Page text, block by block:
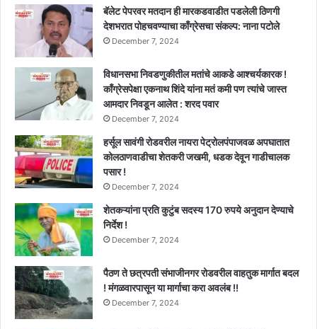
बॅलेट पेपरवर मतदान ही मारकडवाडीत पडलेली ठिणगी
देशभरात पोहचवण्याचा काँग्रेसचा संकल्प: नाना पटोले
December 7, 2024
विधानसभा निवडणुकीतील मतांचे आकडे आश्चर्यकारक !
काँग्रेसपेक्षा एकनाथ शिंदे यांना मतं कमी पण त्यांचे जास्त
आमदार निवडून आलेत : शरद पवार
December 7, 2024
हर्सूल सावंगी रोडवरील नायरा पेट्रोलपंपाजवळ अपघातात
कोलठाणवाडीचा शेतकरी जखमी, धडक देवून गाडीचालक
पसार !
December 7, 2024
शेतकऱ्यांना प्रति कुटुंब सदस्य 170 रुपये अनुदान देण्याचे
निर्देश !
December 7, 2024
पैठण ते छत्रपती संभाजीनगर रोडवरील वाहतुक मार्गात बदल
! मंगळवारपासून या मार्गाचा करा अवलंब !!
December 7, 2024